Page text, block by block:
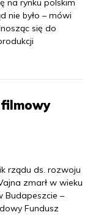
na rynku polskim
nie było – mówi
się do
rządu ds. rozwoju
zmarł w wieku
Budapeszcie –
Fundusz